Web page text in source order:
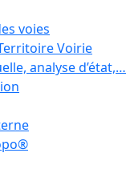
voies
Voirie
analyse d’état,…